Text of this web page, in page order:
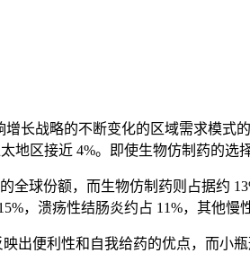
长战略的不断变化的区域需求模
地区接近 4%。即使生物仿制药的
全球份额，而生物仿制药则占据约
，溃疡性结肠炎约占 11%，其他慢
出便利性和自我给药的优点，而小